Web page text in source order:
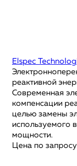
Elspec
реактивной
Cовременная
компенсации
целью замены
используемого
мощности.
Цена по запросу